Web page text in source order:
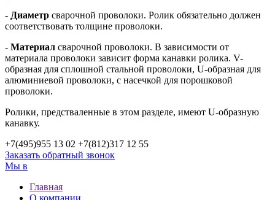
- Диаметр сварочной проволоки. Ролик обязательно должен
соответствовать толщине проволоки.
- Материал сварочной проволоки. В зависимости от
материала проволоки зависит форма канавки ролика. V-
образная для сплошной стальной проволоки, U-образная для
алюминиевой проволоки, с насечкой для порошковой
проволоки.
Ролики, предстваленные в этом разделе, имеют U-образную
канавку.
+7(495)955 13 02 +7(812)317 12 55
Заказать обратный звонок
Мы в
Главная
О компании